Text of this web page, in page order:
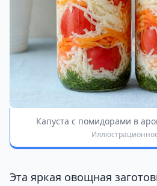
Капуста с помидорами в
Эта яркая овощная